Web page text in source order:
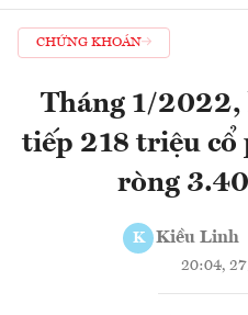
CHỨNG KHOÁN
Tháng 1/2022,
tiếp 218 triệu cổ
ròng
K Kiều Linh
20:04,